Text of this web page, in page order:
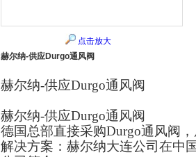
点击放大
赫尔纳-供应Durgo通风阀
赫尔纳-供应Durgo通风阀
赫尔纳-供应Durgo通风阀
德国总部直接采购Durgo通风阀
解决方案：赫尔纳大连公司在中